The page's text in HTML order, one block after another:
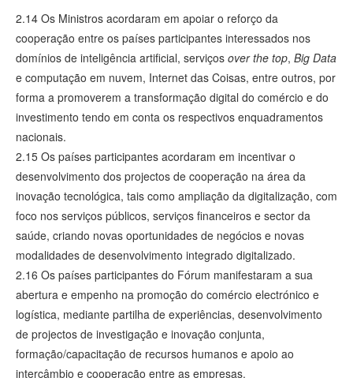
2.14 Os Ministros acordaram em apoiar o reforço da
cooperação entre os países participantes interessados nos
domínios de inteligência artificial, serviços over the top, Big Data
e computação em nuvem, Internet das Coisas, entre outros, por
forma a promoverem a transformação digital do comércio e do
investimento tendo em conta os respectivos enquadramentos
nacionais.
2.15 Os países participantes acordaram em incentivar o
desenvolvimento dos projectos de cooperação na área da
inovação tecnológica, tais como ampliação da digitalização, com
foco nos serviços públicos, serviços financeiros e sector da
saúde, criando novas oportunidades de negócios e novas
modalidades de desenvolvimento integrado digitalizado.
2.16 Os países participantes do Fórum manifestaram a sua
abertura e empenho na promoção do comércio electrónico e
logística, mediante partilha de experiências, desenvolvimento
de projectos de investigação e inovação conjunta,
formação/capacitação de recursos humanos e apoio ao
intercâmbio e cooperação entre as empresas.